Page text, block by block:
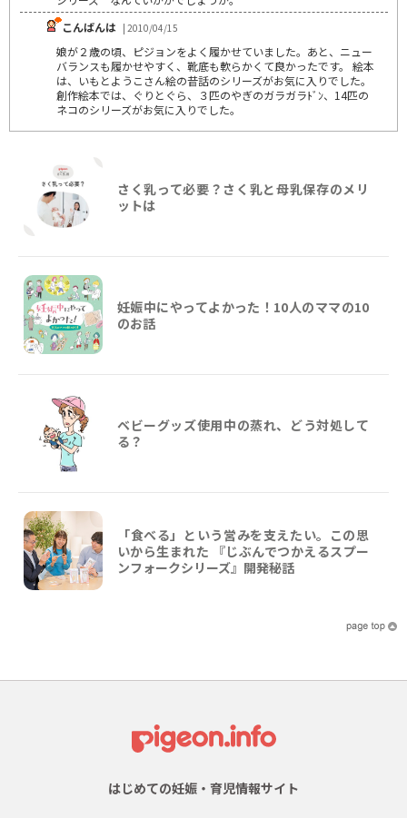
こんばんは | 2010/04/15
娘が２歳の頃、ピジョンをよく履かせていました。あと、ニュー
バランスも履かせやすく、靴底も軟らかくて良かったです。 絵本
は、いもとようこさん絵の昔話のシリーズがお気に入りでした。
創作絵本では、ぐりとぐら、３匹のやぎのガラガラﾄﾞﾝ、14匹の
ネコのシリーズがお気に入りでした。
さく乳って必要？さく乳と母乳保存のメリ
ットは
妊娠中にやってよかった！10人のママの10
のお話
ベビーグッズ使用中の蒸れ、どう対処して
る？
「食べる」という営みを支えたい。この思
いから生まれた 『じぶんでつかえるスプー
ンフォークシリーズ』開発秘話
はじめての妊娠・育児情報サイト